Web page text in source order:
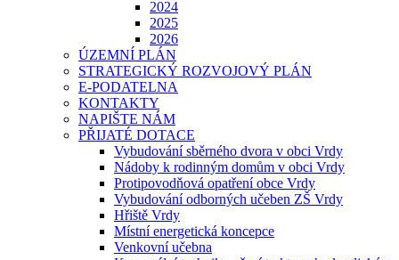
2024
2025
2026
ÚZEMNÍ PLÁN
STRATEGICKÝ ROZVOJOVÝ PLÁN
E-PODATELNA
KONTAKTY
NAPIŠTE NÁM
PŘIJATÉ DOTACE
Vybudování sběrného dvora v obci Vrdy
Nádoby k rodinným domům v obci Vrdy
Protipovodňová opatření obce Vrdy
Vybudování odborných učeben ZŠ Vrdy
Hřiště Vrdy
Místní energetická koncepce
Venkovní učebna